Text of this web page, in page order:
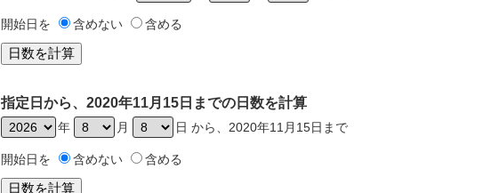
開始日を 含めない 含める
指定日から、2020年11月15日までの日数を計算
年 月 日 から、2020年11月15日まで
開始日を 含めない 含める